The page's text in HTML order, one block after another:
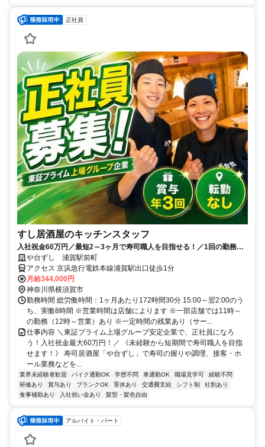
正社員
すし居酒屋のキッチンスタッフ
入社祝金60万円／最短2～3ヶ月で寿司職人を目指せる！／1回の勤務で1
食無料のまかないあり
や台ずし 浦賀駅前町
アクセス 京浜急行電鉄本線浦賀駅出口徒歩1分
月給344,000円
神奈川県横須賀市
勤務時間 総労働時間：1ヶ月あたり172時間30分 15:00～翌2:00のう
ち、実働8時間 ※営業時間は店舗によります ※一部店舗では11時～
の勤務（12時～営業）あり ※一定時間の残業あり（サー...
仕事内容 ＼東証プライム上場グループ安定企業で、正社員になろ
う！入社祝金最大60万円！／ 《未経験から短期間で寿司職人を目指
せます！》 寿司居酒屋「や台ずし」で寿司の握りや調理、接客・ホ
ール業務などを...
業界未経験者歓迎 バイク通勤OK 学歴不問 車通勤OK 職場見学可
経験不問
研修あり
賞与あり ブランクOK 育休あり 交通費支給 シフト制
社割あり
食事補助あり
入社祝い金あり 髪型・髪色自由
アルバイト・パート